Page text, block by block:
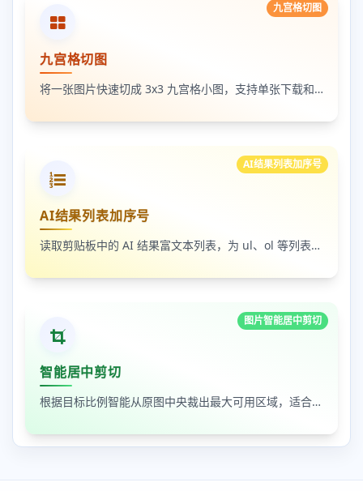
九宫格切图
九宫格切图
将一张图片快速切成 3x3 九宫格小图，支持单张下载和 ZIP 打包下载
AI结果列表加序号
AI结果列表加序号
读取剪贴板中的 AI 结果富文本列表，为 ul、ol 等列表自动补 1-N 序号，支持富文本和纯文本输出
图片智能居中剪切
智能居中剪切
根据目标比例智能从原图中央裁出最大可用区域，适合封面图、缩略图和平台尺寸适配